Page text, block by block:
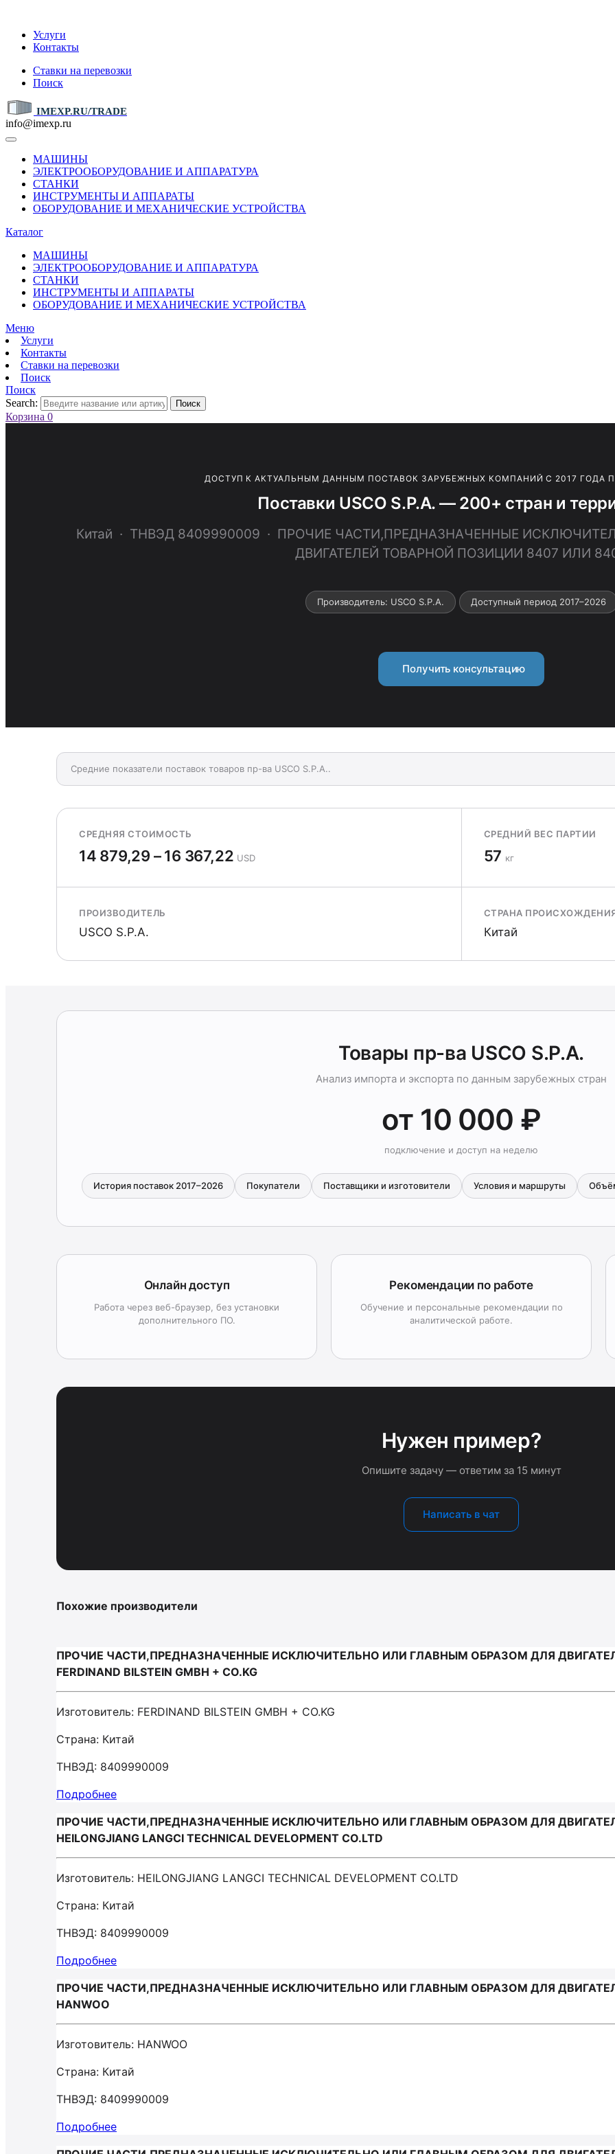
Услуги
Контакты
Ставки на перевозки
Поиск
IMEXP.RU/TRADE
info@imexp.ru
МАШИНЫ
ЭЛЕКТРООБОРУДОВАНИЕ И АППАРАТУРА
СТАНКИ
ИНСТРУМЕНТЫ И АППАРАТЫ
ОБОРУДОВАНИЕ И МЕХАНИЧЕСКИЕ УСТРОЙСТВА
Каталог
МАШИНЫ
ЭЛЕКТРООБОРУДОВАНИЕ И АППАРАТУРА
СТАНКИ
ИНСТРУМЕНТЫ И АППАРАТЫ
ОБОРУДОВАНИЕ И МЕХАНИЧЕСКИЕ УСТРОЙСТВА
Меню
Услуги
Контакты
Ставки на перевозки
Поиск
Поиск
Search:
Поиск
Корзина 0
ДОСТУП К АКТУАЛЬНЫМ ДАННЫМ ПОСТАВОК ЗАРУБЕЖНЫХ КОМПАНИЙ С 2017 ГОДА
Поставки USCO S.P.A. — 200+ стран и
Китай · ТНВЭД 8409990009 · ПРОЧИЕ ЧАСТИ,ПРЕДНАЗНАЧЕННЫЕ
ДВИГАТЕЛЕЙ ТОВАРНОЙ ПОЗИЦИИ 8407 ИЛИ
Производитель: USCO S.P.A. Доступный период 2017–2026
Получить консультацию
Средние показатели поставок товаров пр-ва USCO S.P.A..
СРЕДНЯЯ СТОИМОСТЬ
14 879,29 – 16 367,22 USD
СРЕДНИЙ ВЕС ПАРТИИ
57 кг
ПРОИЗВОДИТЕЛЬ
USCO S.P.A.
СТРАНА
Китай
Товары пр-ва USCO S.P.A.
Анализ импорта и экспорта по данным зарубежных стран
от 10 000 ₽
подключение и доступ на неделю
История поставок 2017–2026 Покупатели Поставщики и изготовители Условия и маршруты
Онлайн доступ
Работа через веб-браузер, без установки
дополнительного ПО.
Рекомендации по работе
Обучение и персональные рекомендации по
аналитической работе.
Нужен пример?
Опишите задачу — ответим за 15 минут
Написать в чат
Похожие производители
ПРОЧИЕ ЧАСТИ,ПРЕДНАЗНАЧЕННЫЕ ИСКЛЮЧИТЕЛЬНО ИЛИ ГЛАВНЫМ ОБРАЗОМ ДЛЯ
FERDINAND BILSTEIN GMBH + CO.KG
Изготовитель: FERDINAND BILSTEIN GMBH + CO.KG
Страна: Китай
ТНВЭД: 8409990009
Подробнее
ПРОЧИЕ ЧАСТИ,ПРЕДНАЗНАЧЕННЫЕ ИСКЛЮЧИТЕЛЬНО ИЛИ ГЛАВНЫМ ОБРАЗОМ ДЛЯ
HEILONGJIANG LANGCI TECHNICAL DEVELOPMENT CO.LTD
Изготовитель: HEILONGJIANG LANGCI TECHNICAL DEVELOPMENT CO.LTD
Страна: Китай
ТНВЭД: 8409990009
Подробнее
ПРОЧИЕ ЧАСТИ,ПРЕДНАЗНАЧЕННЫЕ ИСКЛЮЧИТЕЛЬНО ИЛИ ГЛАВНЫМ ОБРАЗОМ ДЛЯ
HANWOO
Изготовитель: HANWOO
Страна: Китай
ТНВЭД: 8409990009
Подробнее